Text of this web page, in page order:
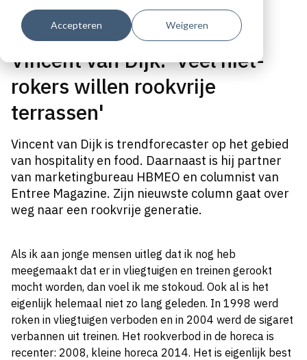
Accepteren Weigeren
Tags:vincent-van-dijk
Gepubliceerd op: 31 oktober 2022
Vincent van Dijk: 'Veel niet-
rokers willen rookvrije
terrassen'
Vincent van Dijk is trendforecaster op het gebied
van hospitality en food. Daarnaast is hij partner
van marketingbureau HBMEO en columnist van
Entree Magazine. Zijn nieuwste column gaat over
weg naar een rookvrije generatie.
Als ik aan jonge mensen uitleg dat ik nog heb
meegemaakt dat er in vliegtuigen en treinen gerookt
mocht worden, dan voel ik me stokoud. Ook al is het
eigenlijk helemaal niet zo lang geleden. In 1998 werd
roken in vliegtuigen verboden en in 2004 werd de sigaret
verbannen uit treinen. Het rookverbod in de horeca is
recenter: 2008, kleine horeca 2014. Het is eigenlijk best